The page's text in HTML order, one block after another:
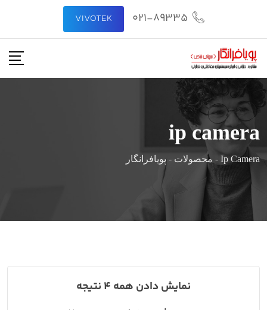
محتوا
021-89335
VIVOTEK
ip camera
Ip Camera
- محصولات -پویافرانگار
نمایش دادن همه 4 نتیجه